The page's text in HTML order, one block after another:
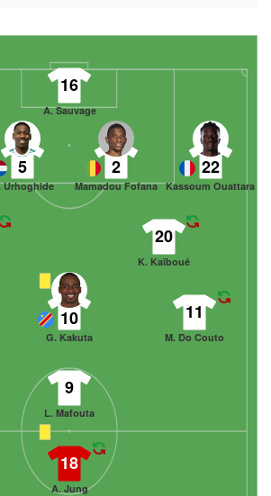
16
A. Sauvage
22
Kassoum Ouattara
2
Mamadou Fofana
5
Urhoghide
20
K. Kaïboué
11
M. Do Couto
10
G. Kakuta
9
L. Mafouta
18
A. Jung